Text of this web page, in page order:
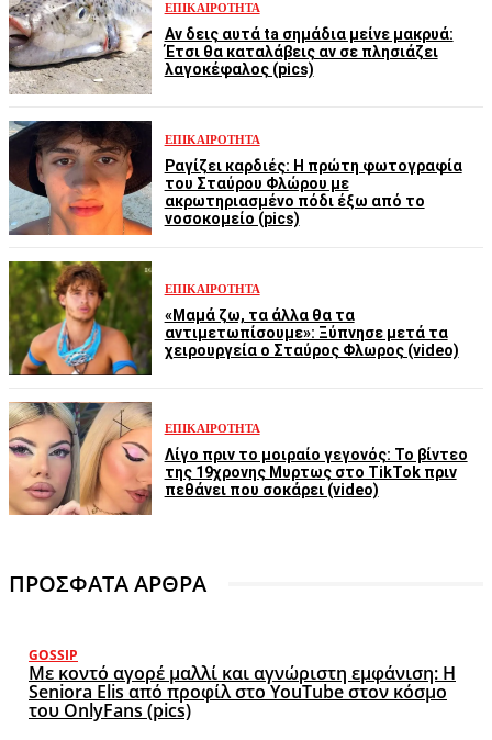
ΕΠΙΚΑΙΡΌΤΗΤΑ
Αν δεις αυτά ta σημάδια μείνε μακρυά:
Έτσι θα καταλάβεις αν σε πλησιάζει
λαγοκέφαλος (pics)
ΕΠΙΚΑΙΡΌΤΗΤΑ
Ραγίζει καρδιές: Η πρώτη φωτογραφία
του Σταύρου Φλώρου με
ακρωτηριασμένο πόδι έξω από το
νοσοκομείο (pics)
ΕΠΙΚΑΙΡΌΤΗΤΑ
«Μαμά ζω, τα άλλα θα τα
αντιμετωπίσουμε»: Ξύπνησε μετά τα
χειρουργεία ο Σταύρος Φλωρος (video)
ΕΠΙΚΑΙΡΌΤΗΤΑ
Λίγο πριν το μοιραίο γεγονός: Το βίντεο
της 19χρονης Μυρτως στο TikTok πριν
πεθάνει που σοκάρει (video)
ΠΡΟΣΦΑΤΑ ΑΡΘΡΑ
GOSSIP
Με κοντό αγορέ μαλλί και αγνώριστη εμφάνιση: Η
Seniora Elis από προφίλ στο YouTube στον κόσμο
του OnlyFans (pics)